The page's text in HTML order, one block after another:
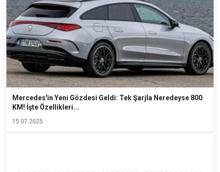
Mercedes'in Yeni Gözdesi Geldi: Tek Şarjla Neredeyse 800
KM! İşte Özellikleri...
15.07.2025